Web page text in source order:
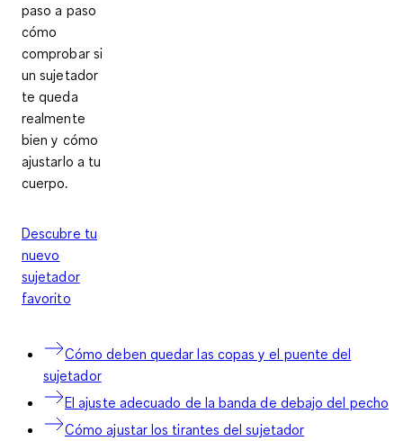
paso a paso
cómo
comprobar si
un sujetador
te queda
realmente
bien y cómo
ajustarlo a tu
cuerpo.
Descubre tu
nuevo
sujetador
favorito
Cómo deben quedar las copas y el puente del
sujetador
El ajuste adecuado de la banda de debajo del pecho
Cómo ajustar los tirantes del sujetador